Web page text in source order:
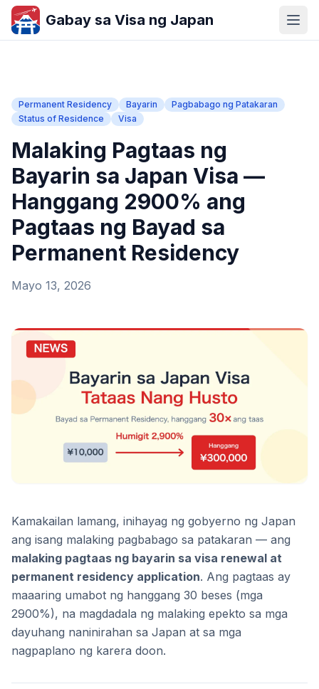
Gabay sa Visa ng Japan
Permanent Residency Bayarin
Pagbabago ng Patakaran
Status of Residence
Visa
Malaking Pagtaas ng
Bayarin sa Japan Visa —
Hanggang 2900% ang
Pagtaas ng Bayad sa
Permanent Residency
Mayo 13, 2026
Kamakailan lamang, inihayag ng gobyerno ng Japan
ang isang malaking pagbabago sa patakaran — ang
malaking pagtaas ng bayarin sa visa renewal at
permanent residency application. Ang pagtaas ay
maaaring umabot ng hanggang 30 beses (mga
2900%), na magdadala ng malaking epekto sa mga
dayuhang naninirahan sa Japan at sa mga
nagpaplano ng karera doon.